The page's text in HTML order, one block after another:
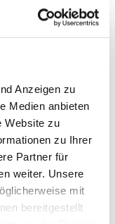
Anzeigen zu
Medien anbieten
Website zu
zu Ihrer
Partner für
weiter. Unsere
mit
bereitgestellt
auch